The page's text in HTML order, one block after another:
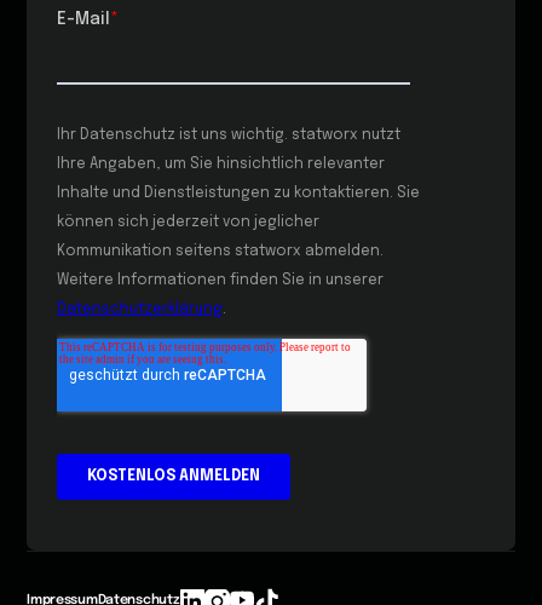
ImpressumDatenschutz